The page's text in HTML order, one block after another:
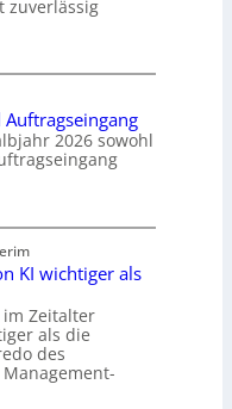
zuverlässig
2026 sowohl
KI wichtiger als
Zeitalter
als die
des